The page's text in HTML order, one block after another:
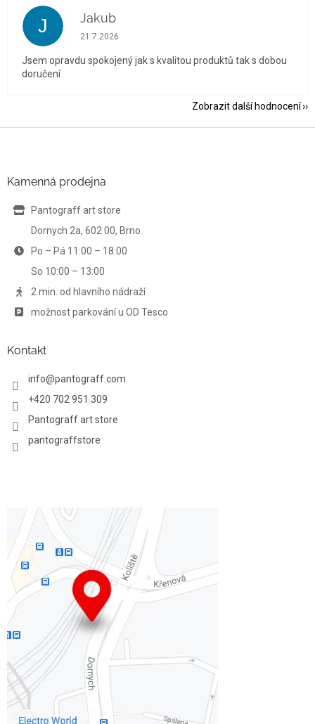
J Jakub
Hodnocení obchodu je 5 z 5 hvězdiček.
21.7.2026
Jsem opravdu spokojený jak s kvalitou produktů tak s dobou
doručení
Zobrazit další hodnocení
Kamenná prodejna
Pantograff art store
Dornych 2a, 602 00, Brno
Po – Pá 11:00 – 18:00
So 10:00 – 13:00
2 min. od hlavního nádraží
možnost parkování u OD Tesco
Kontakt
info@pantograff.com
+420 702 951 309
Pantograff art store
pantograffstore